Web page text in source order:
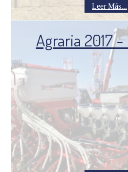
Leer Más...
Agraria 2017